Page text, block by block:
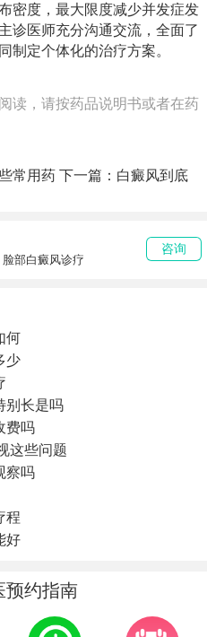
密度，最大限度减少并发症发
诊医师充分沟通交流，全面了
制定个体化的治疗方案。
读，请按药品说明书或者在药
常用药 下一篇： 白癜风到底
部白癜风诊疗
咨询
何
少
别长是吗
费吗
这些问题
察吗
程
好
预约指南